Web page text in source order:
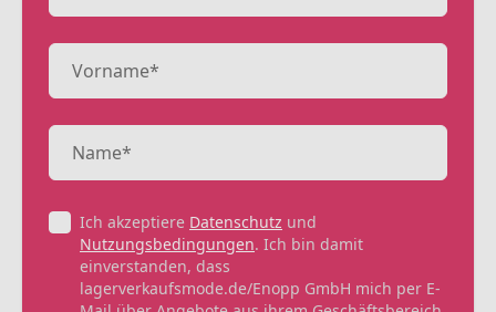
Ich akzeptiere Datenschutz und
Nutzungsbedingungen. Ich bin damit
einverstanden, dass
lagerverkaufsmode.de/Enopp GmbH mich per E-